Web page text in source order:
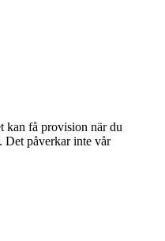
kan få provision när du
Det påverkar inte vår